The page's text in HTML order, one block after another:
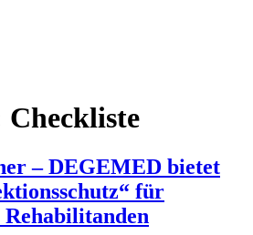
Checkliste
– DEGEMED bietet
für
Rehabilitanden